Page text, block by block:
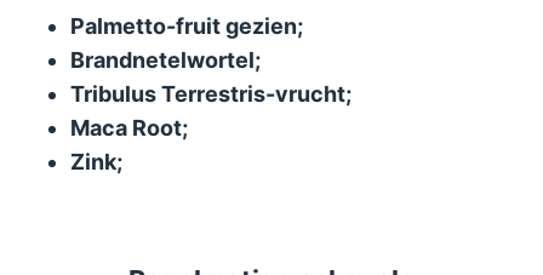
Palmetto-fruit gezien;
Brandnetelwortel;
Tribulus Terrestris-vrucht;
Maca Root;
Zink;